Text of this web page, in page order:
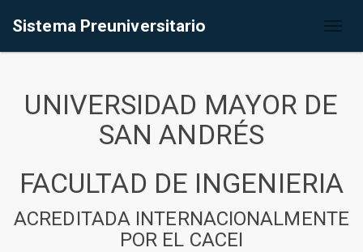
Sistema Preuniversitario
UNIVERSIDAD MAYOR DE
SAN ANDRÉS
FACULTAD DE INGENIERIA
ACREDITADA INTERNACIONALMENTE
POR EL CACEI